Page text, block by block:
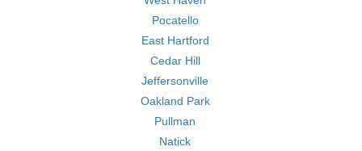
Pocatello
East Hartford
Cedar Hill
Jeffersonville
Oakland Park
Pullman
Natick